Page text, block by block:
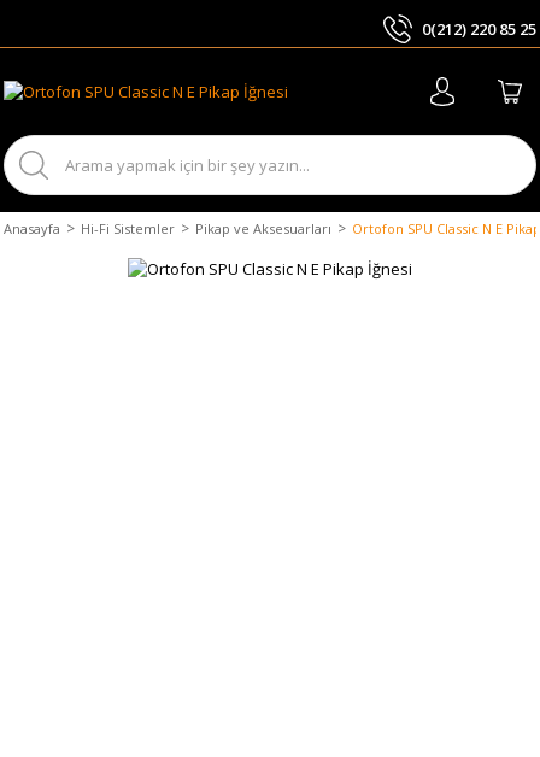
0(212) 220 85 25
Anasayfa Hi-Fi Sistemler Pikap ve Aksesuarları Ortofon SPU Classic N E